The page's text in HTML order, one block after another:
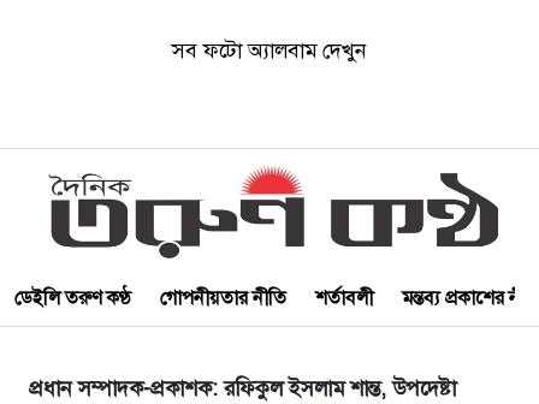
সব ফটো অ্যালবাম দেখুন
ডেইলি তরুণ কণ্ঠ গোপনীয়তার নীতি শর্তাবলী মন্তব্য প্রকাশের
প্রধান সম্পাদক-প্রকাশক: রফিকুল ইসলাম শান্ত, উপদেষ্টা